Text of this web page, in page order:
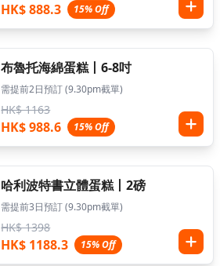
HK$ 888.3 15% Off
布魯托海綿蛋糕丨6-8吋
需提前2日預訂 (9.30pm截單)
HK$ 1163
HK$ 988.6 15% Off
哈利波特書立體蛋糕丨2磅
需提前3日預訂 (9.30pm截單)
HK$ 1398
HK$ 1188.3 15% Off